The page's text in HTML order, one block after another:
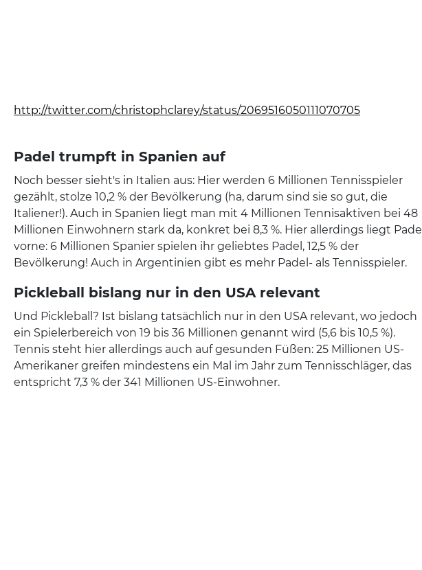
http://twitter.com/christophclarey/status/2069516050111070705
Padel trumpft in Spanien auf
Noch besser sieht's in Italien aus: Hier werden 6 Millionen Tennisspieler
gezählt, stolze 10,2 % der Bevölkerung (ha, darum sind sie so gut, die
Italiener!). Auch in Spanien liegt man mit 4 Millionen Tennisaktiven bei 48
Millionen Einwohnern stark da, konkret bei 8,3 %. Hier allerdings liegt Padel
vorne: 6 Millionen Spanier spielen ihr geliebtes Padel, 12,5 % der
Bevölkerung! Auch in Argentinien gibt es mehr Padel- als Tennisspieler.
Pickleball bislang nur in den USA relevant
Und Pickleball? Ist bislang tatsächlich nur in den USA relevant, wo jedoch
ein Spielerbereich von 19 bis 36 Millionen genannt wird (5,6 bis 10,5 %).
Tennis steht hier allerdings auch auf gesunden Füßen: 25 Millionen US-
Amerikaner greifen mindestens ein Mal im Jahr zum Tennisschläger, das
entspricht 7,3 % der 341 Millionen US-Einwohner.